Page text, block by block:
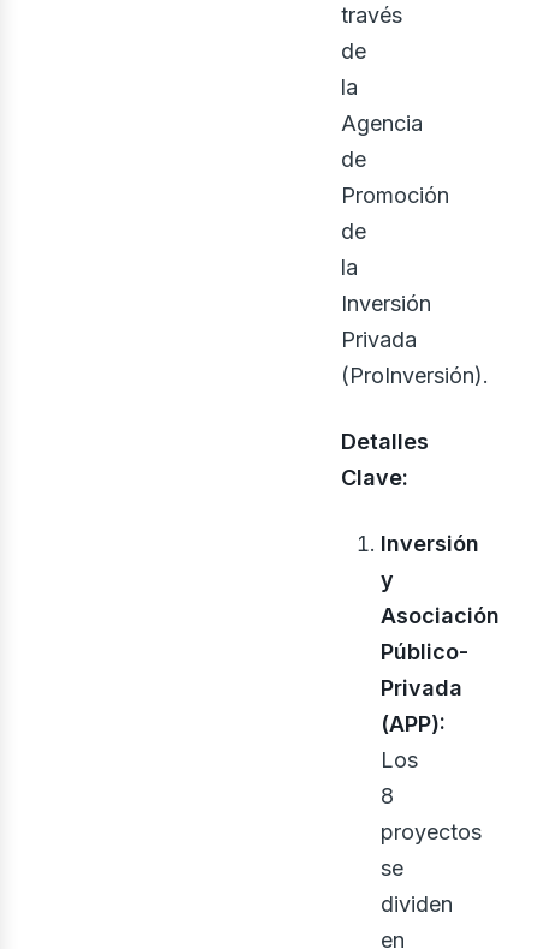
través
de
la
Agencia
de
Promoción
de
la
Inversión
Privada
(ProInversión).
Detalles
Clave:
Inversión
y
Asociación
Público-
Privada
(APP):
Los
8
proyectos
se
dividen
en